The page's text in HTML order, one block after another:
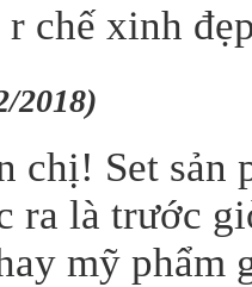
r chế xinh
2018)
chị! Set sản
ra là trước
mỹ phẩm